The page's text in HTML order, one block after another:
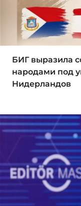
БИГ выразила
народами под
Нидерландов